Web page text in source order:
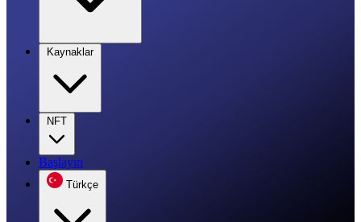
Kaynaklar
NFT
Başlayın
Türkçe